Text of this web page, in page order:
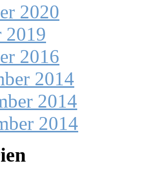
2020
2019
2016
2014
2014
2014